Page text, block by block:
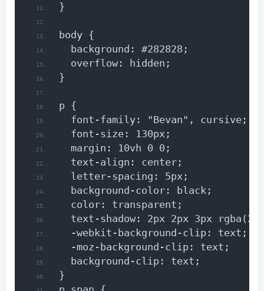
}
body {
  background: #282828;
  overflow: hidden;
}
p {
  font-family: "Bevan", cursive;
  font-size: 130px;
  margin: 10vh 0 0;
  text-align: center;
  letter-spacing: 5px;
  background-color: black;
  color: transparent;
text-shadow: 2px 2px 3px
  -webkit-background-clip: text;
  -moz-background-clip: text;
  background-clip: text;
}